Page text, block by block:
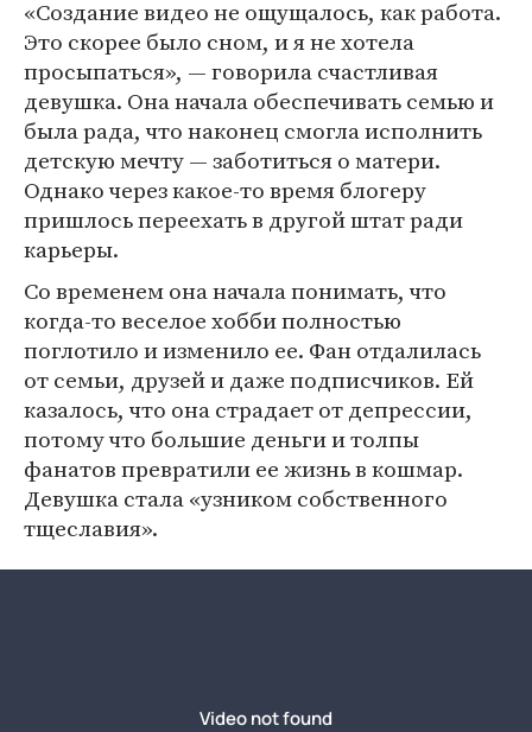
«Создание видео не ощущалось, как работа.
Это скорее было сном, и я не хотела
просыпаться», — говорила счастливая
девушка. Она начала обеспечивать семью и
была рада, что наконец смогла исполнить
детскую мечту — заботиться о матери.
Однако через какое-то время блогеру
пришлось переехать в другой штат ради
карьеры.
Со временем она начала понимать, что
когда-то веселое хобби полностью
поглотило и изменило ее. Фан отдалилась
от семьи, друзей и даже подписчиков. Ей
казалось, что она страдает от депрессии,
потому что большие деньги и толпы
фанатов превратили ее жизнь в кошмар.
Девушка стала «узником собственного
тщеславия».